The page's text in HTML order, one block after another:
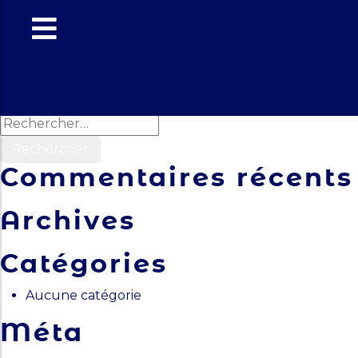
Le
de
Rechercher :
Commentaires récents
Archives
Catégories
Aucune catégorie
Méta